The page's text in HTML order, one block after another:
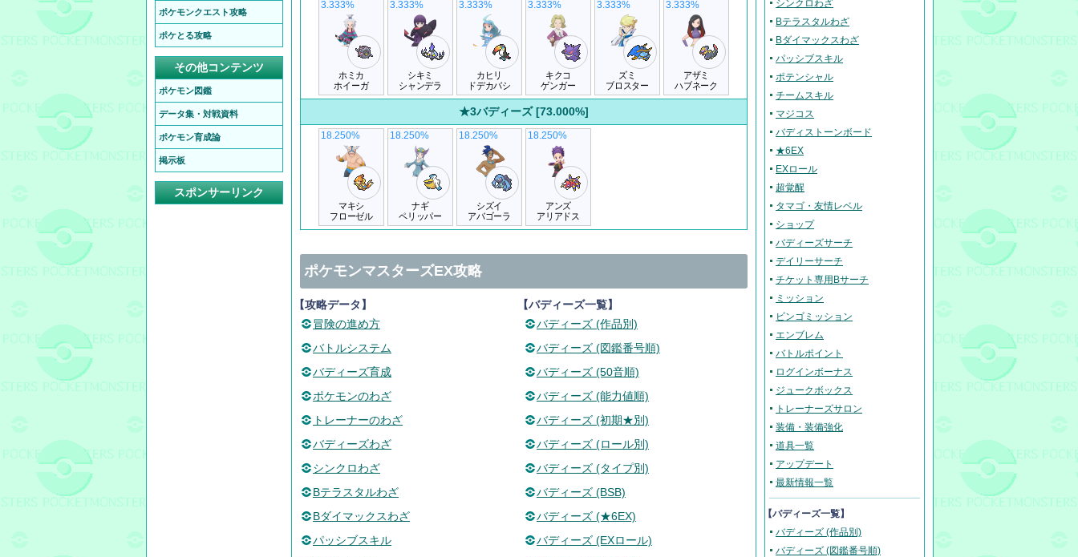
ホミカ
ホイーガ
3.333%
シキミ
シャンデラ
3.333%
カヒリ
ドデカバシ
3.333%
キクコ
ゲンガー
3.333%
ズミ
ブロスター
3.333%
アザミ
ハブネーク
3.333%
★3バディーズ [73.000%]
マキシ
フローゼル
18.250%
ナギ
ペリッパー
18.250%
シズイ
アバゴーラ
18.250%
アンズ
アリアドス
18.250%
ポケモンマスターズEX攻略
【攻略データ】
冒険の進め方
バトルシステム
バディーズ育成
ポケモンのわざ
トレーナーのわざ
バディーズわざ
シンクロわざ
Bテラスタルわざ
Bダイマックスわざ
パッシブスキル
【バディーズ一覧】
バディーズ (作品別)
バディーズ (図鑑番号順)
バディーズ (50音順)
バディーズ (能力値順)
バディーズ (初期★別)
バディーズ (ロール別)
バディーズ (タイプ別)
バディーズ (BSB)
バディーズ (★6EX)
バディーズ (EXロール)
シンクロわざ
Bテラスタルわざ
Bダイマックスわざ
パッシブスキル
ポテンシャル
チームスキル
マジコス
バディストーンボード
★6EX
EXロール
超覚醒
タマゴ・友情レベル
ショップ
バディーズサーチ
デイリーサーチ
チケット専用Bサーチ
ミッション
ビンゴミッション
エンブレム
バトルポイント
ログインボーナス
ジュークボックス
トレーナーズサロン
装備・装備強化
道具一覧
アップデート
最新情報一覧
【バディーズ一覧】
バディーズ (作品別)
バディーズ (図鑑番号順)
ポケモンクエスト攻略
ポケとる攻略
その他コンテンツ
ポケモン図鑑
データ集・対戦資料
ポケモン育成論
掲示板
スポンサーリンク